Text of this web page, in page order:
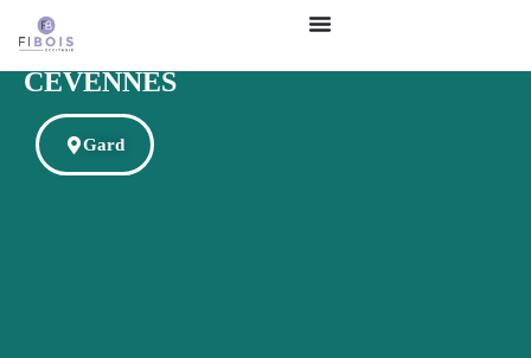
SYNDICAT MIXTE DU PAYS DES
CÉVENNES
Gard